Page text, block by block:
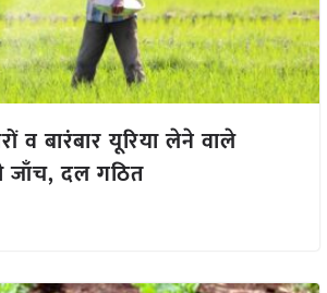
व बारंबार यूरिया लेने वाले
जाँच, दल गठित